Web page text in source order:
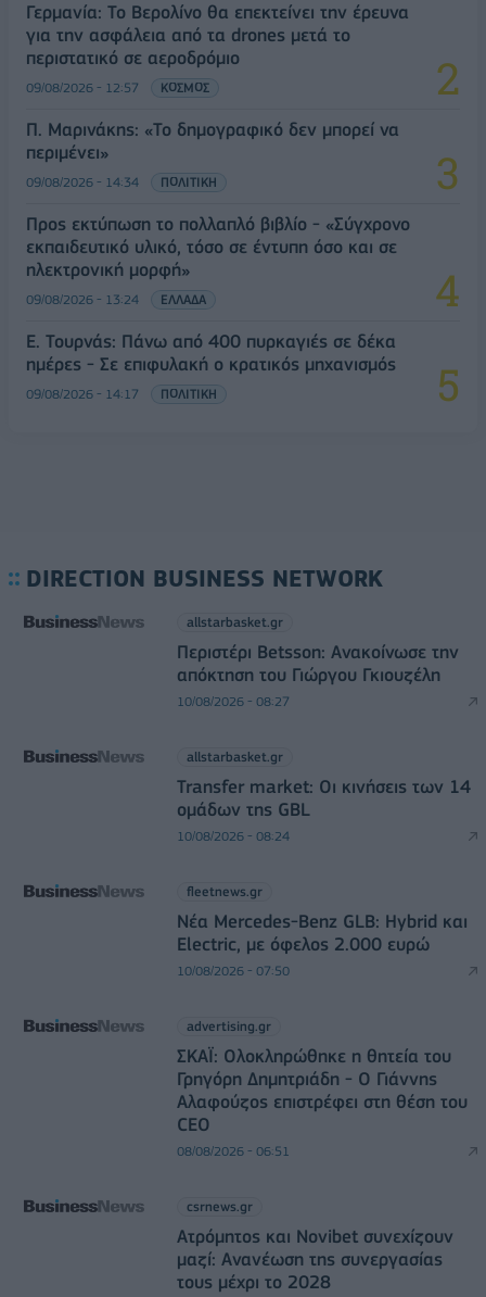
Γερμανία: Το Βερολίνο θα επεκτείνει την έρευνα
για την ασφάλεια από τα drones μετά το
περιστατικό σε αεροδρόμιο
09/08/2026 - 12:57 ΚΟΣΜΟΣ
Π. Μαρινάκης: «Το δημογραφικό δεν μπορεί να
περιμένει»
09/08/2026 - 14:34 ΠΟΛΙΤΙΚΗ
Προς εκτύπωση το πολλαπλό βιβλίο - «Σύγχρονο
εκπαιδευτικό υλικό, τόσο σε έντυπη όσο και σε
ηλεκτρονική μορφή»
09/08/2026 - 13:24 ΕΛΛΑΔΑ
Ε. Τουρνάς: Πάνω από 400 πυρκαγιές σε δέκα
ημέρες - Σε επιφυλακή ο κρατικός μηχανισμός
09/08/2026 - 14:17 ΠΟΛΙΤΙΚΗ
DIRECTION BUSINESS NETWORK
allstarbasket.gr
Περιστέρι Betsson: Ανακοίνωσε την
απόκτηση του Γιώργου Γκιουζέλη
10/08/2026 - 08:27
allstarbasket.gr
Transfer market: Οι κινήσεις των 14
ομάδων της GBL
10/08/2026 - 08:24
fleetnews.gr
Νέα Mercedes-Benz GLB: Hybrid και
Electric, με όφελος 2.000 ευρώ
10/08/2026 - 07:50
advertising.gr
ΣΚΑΪ: Ολοκληρώθηκε η θητεία του
Γρηγόρη Δημητριάδη - Ο Γιάννης
Αλαφούζος επιστρέφει στη θέση του
CEO
08/08/2026 - 06:51
csrnews.gr
Ατρόμητος και Novibet συνεχίζουν
μαζί: Ανανέωση της συνεργασίας
τους μέχρι το 2028